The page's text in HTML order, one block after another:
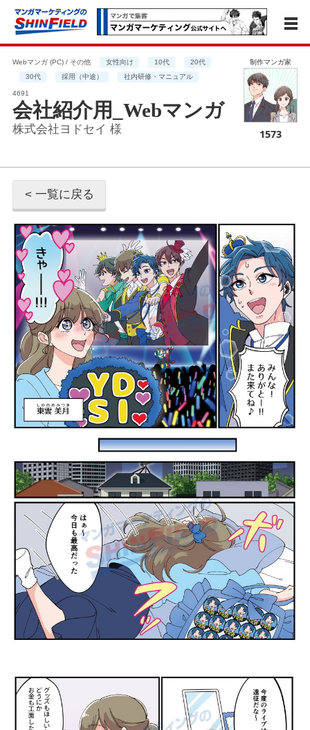
Webマンガ (PC) / その他 女性向け 10代
20代
30代
採用（中途） 社内研修・マニュアル
4691
会社紹介用_Webマンガ
株式会社ヨドセイ 様
制作マンガ家
1573
< 一覧に戻る